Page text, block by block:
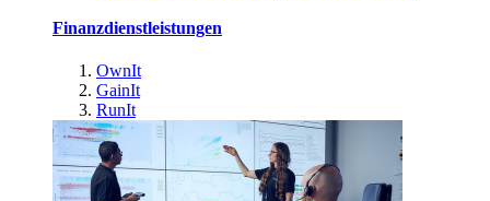
Finanzdienstleistungen
OwnIt
GainIt
RunIt